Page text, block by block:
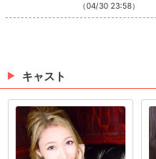
（04/30 23:58）
キャスト